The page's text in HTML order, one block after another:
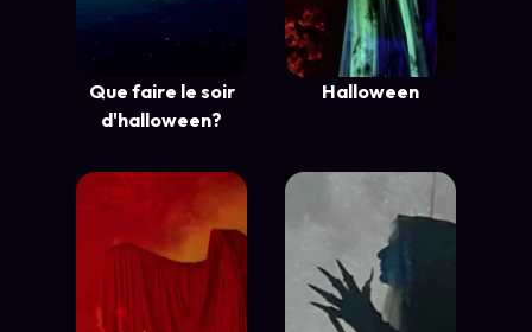
Que faire le soir
d'halloween?
Halloween